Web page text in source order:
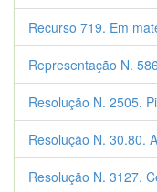
Recurso 719. Em
Representação N.
Resolução N. 2505.
Resolução N. 30.80.
Resolução N. 3127.